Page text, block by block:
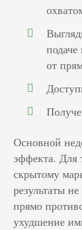
от
Основной
эффекта. Для
скрытому
результаты
прямо
ухудшение